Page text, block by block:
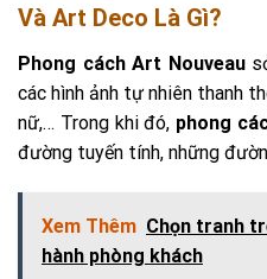
Và Art Deco Là Gì?
Phong cách Art Nouveau
các hình ảnh tự nhiên thanh
nữ,… Trong khi đó, phong
đường tuyến tính, những
Xem Thêm Chọn tranh
hành phòng khách